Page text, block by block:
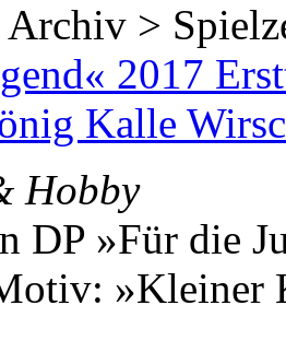
Archiv >
2017
Kalle
Hobby
DP »Für die
»Kleiner